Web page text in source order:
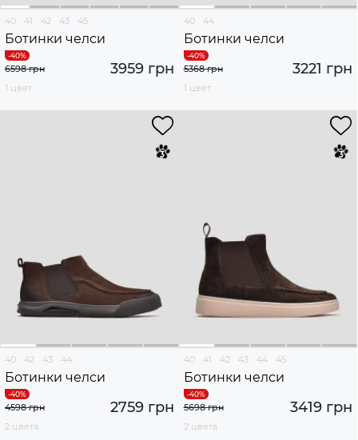
40 41 42 43 45
Ботинки челси
3959 грн
6598 грн
1 цвет
40 44
Ботинки челси
3221 грн
5368 грн
1 цвет
40 42 43 44
Ботинки челси
2759 грн
4598 грн
2 цвета
40 41 42 43 44 45
Ботинки челси
3419 грн
5698 грн
2 цвета